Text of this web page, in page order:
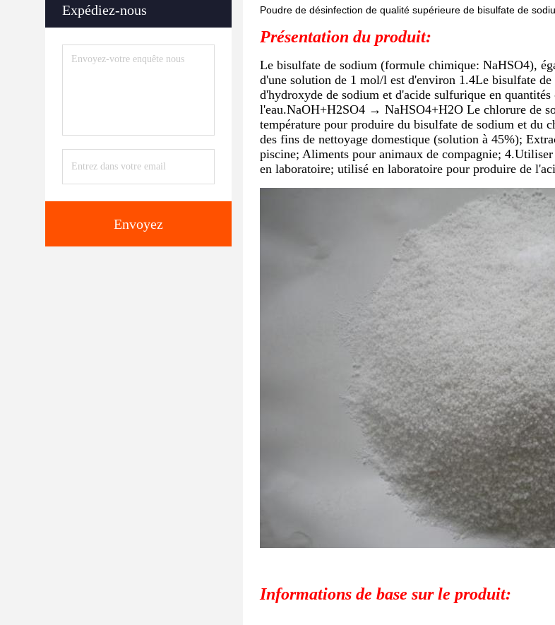
Expédiez-nous
Envoyez
Poudre de désinfection de qualité supérieure de bisulfate de
Présentation du produit:
Le bisulfate de sodium (formule chimique: NaHSO4),
d'une solution de 1 mol/l est d'environ 1.4Le bisulfate
d'hydroxyde de sodium et d'acide sulfurique en
l'eau.NaOH+H2SO4 → NaHSO4+H2O Le chlorure de
température pour produire du bisulfate de sodium et
des fins de nettoyage domestique (solution à 45%);
piscine; Aliments pour animaux de compagnie;
en laboratoire; utilisé en laboratoire pour produire de
Informations de base sur le produit: